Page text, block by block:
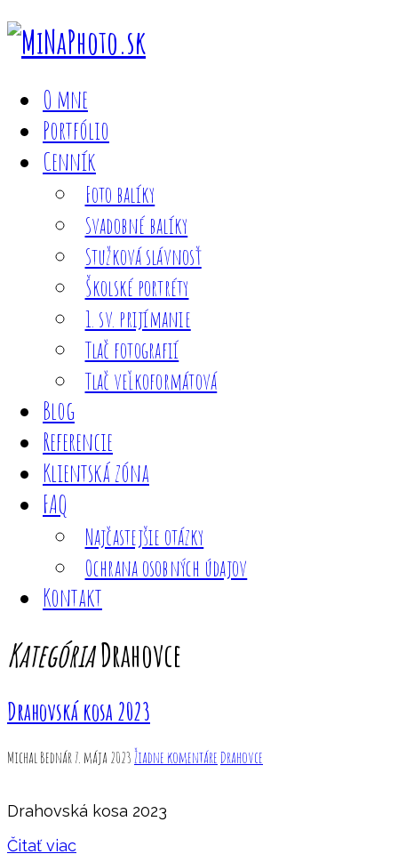
O mne
Portfólio
Cenník
Foto balíky
Svadobné balíky
Stužková slávnosť
Školské portréty
1. sv. prijímanie
Tlač fotografií
Tlač veľkoformátová
Blog
Referencie
Klientská zóna
FAQ
Najčastejšie otázky
Ochrana osobných údajov
Kontakt
KategóriaDrahovce
Drahovská kosa 2023
Michal Bednár 7. mája 2023 Žiadne komentáre Drahovce
Drahovská kosa 2023
Čitať viac